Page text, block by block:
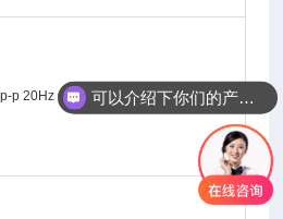
p 20Hz ~ 20MHz
可以介绍下你们的产品么
你们是怎么收费的呢